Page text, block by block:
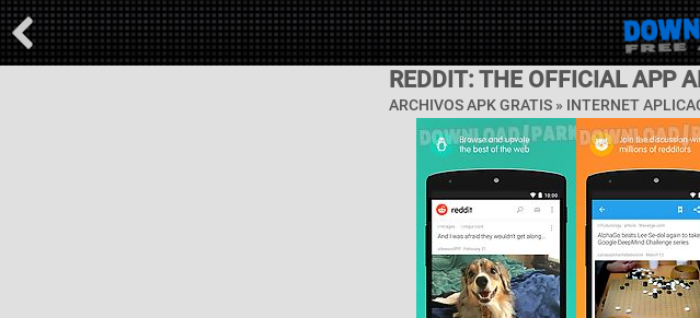
REDDIT: THE OFFICIAL APP
ARCHIVOS APK GRATIS » INTERNET